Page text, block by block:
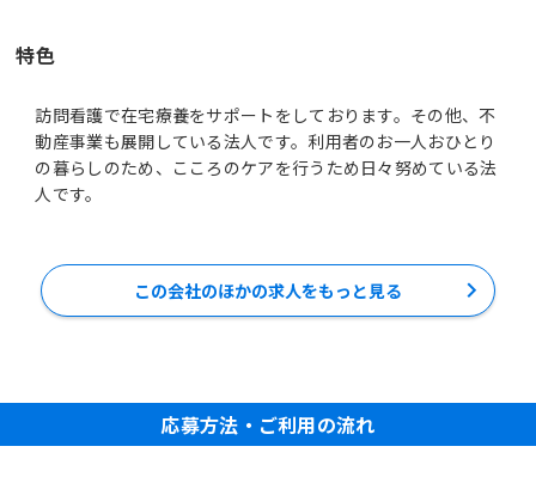
特色
訪問看護で在宅療養をサポートをしております。その他、不
動産事業も展開している法人です。利用者のお一人おひとり
の暮らしのため、こころのケアを行うため日々努めている法
人です。
この会社のほかの求人をもっと見る
応募方法・ご利用の流れ